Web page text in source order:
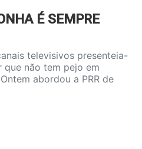
É SEMPRE
televisivos presenteia-
que não tem pejo em
abordou a PRR de